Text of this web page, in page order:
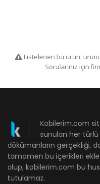
Listelenen bu ürün,
Sorularınız için
Kobilerim.com
sunulan her
dökümanların gerçekliği,
tamamen bu içerikleri
olup, kobilerim.com bu
tutulamaz.